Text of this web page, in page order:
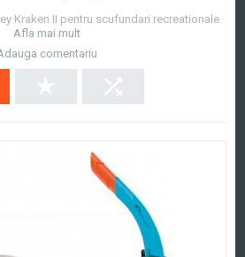
Kraken II pentru scufundari recreationale.
Afla mai mult
comentariu